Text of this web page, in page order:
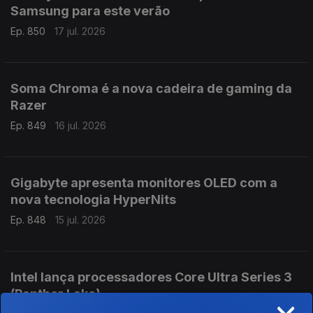
Samsung para este verão
Ep. 850 17 jul. 2026
Soma Chroma é a nova cadeira de gaming da
Razer
Ep. 849 16 jul. 2026
Gigabyte apresenta monitores OLED com a
nova tecnologia HyperNits
Ep. 848 15 jul. 2026
Intel lança processadores Core Ultra Series 3
(Panther Lake)